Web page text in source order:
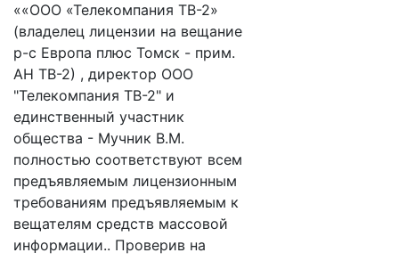
««ООО «Телекомпания ТВ-2»
(владелец лицензии на вещание
р-с Европа плюс Томск - прим.
АН ТВ-2) , директор ООО
"Телекомпания ТВ-2" и
единственный участник
общества - Мучник В.М.
полностью соответствуют всем
предъявляемым лицензионным
требованиям предъявляемым к
вещателям средств массовой
информации.. Проверив на